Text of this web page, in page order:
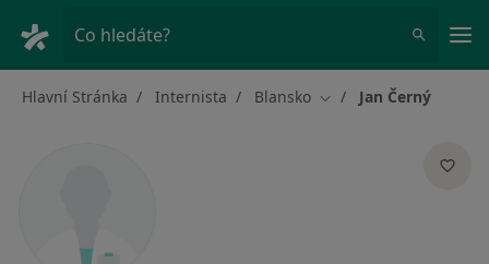
Co hledáte?
Hlavní Stránka Internista Blansko Změna města
Jan Černý